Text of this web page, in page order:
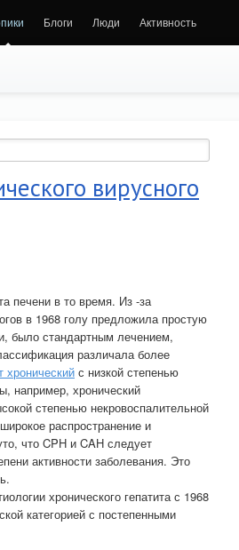
Блоги Люди Активность
вирусного
печени в то время. Из -за
в 1968 голу предложила простую
было стандартным лечением,
различала более
хронический с низкой степенью
например, хронический
степенью некровоспалительной
распространение и
что CPH и CAH следует
активности заболевания. Это
хронического гепатита с 1968
категорией с постепенными